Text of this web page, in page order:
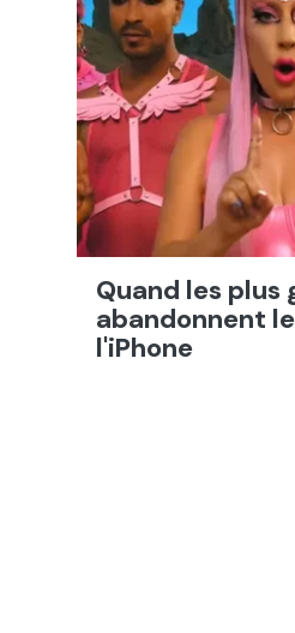
Quand les plus
abandonnent
l'iPhone